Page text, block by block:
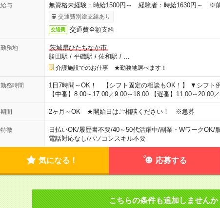
給与 無資格未経験：時給1500円～ 経験者：時給1630円～ ※
交通費別途支給あり
交通費 交通費全額支給
勤務地
茨城県ひたちなか市
勝田駅 / 平磯駅 / 佐和駅 /
介護施設でのお仕事 ★勤務地選べます！
勤務時間
1日7時間～OK！ 【シフト固定の相談もOK！】 ▼シフト
【中番】8:00～17:00／9:00～18:00 【遅番】11:00～20:00
期間 2ヶ月～OK ★開始日はご相談ください！ ※急募
特徴 日払いOK/履歴書不要/40～50代活躍中/副業・WワークOK/
電話対応なし/パソコンスキル不要
気になる！ 応募する
こちらの条件も追加しませんか